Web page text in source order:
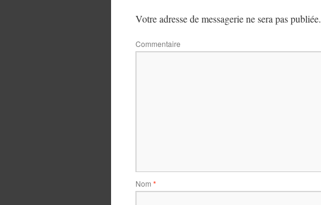
Votre adresse de messagerie ne sera pas publiée.
Commentaire
Nom *